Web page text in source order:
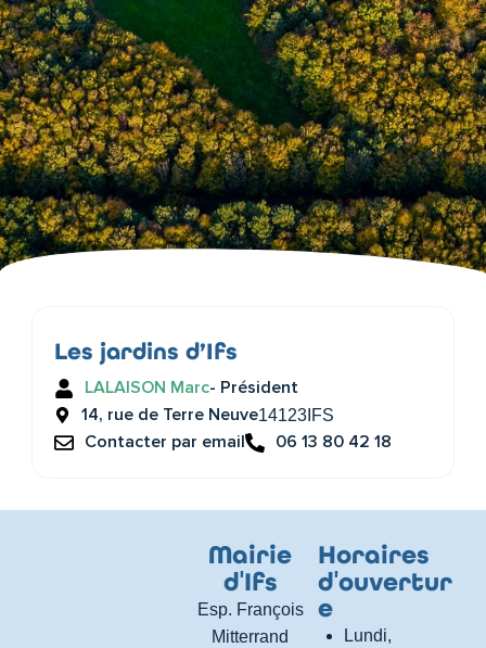
Les jardins d’Ifs
LALAISON Marc- Président
14, rue de Terre Neuve14123 IFS
Contacter par email 06 13 80 42 18
Mairie
d'Ifs
Esp. François
Mitterrand
Horaires
d'ouvertur
e
Lundi,